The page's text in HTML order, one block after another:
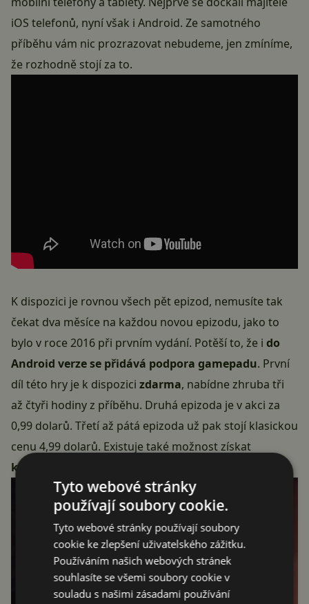
iOS telefonů, nyní však i Android. Ze samotného
příběhu vám nic prozrazovat nebudeme, jen zmíníme,
že rozhodně stojí za to.
K dispozici je rovnou všech pět epizod, nemusíte tak
čekat dva měsíce na každou novou epizodu, jako to
bylo v roce 2016 při prvním vydání. Potěší to, že i do
Android verze se přidává podpora gamepadu. První
díl této hry je k dispozici zdarma, nabídne zhruba tři
až čtyři hodiny z příběhu. Druhá epizoda je v akci za
0,99 dolarů. Třetí až pátá epizoda už pak stojí klasickou
cenu 4,99 dolarů. Existuje také možnost získat
kompletní hru za 8,99 dolarů
Tyto webové stránky
používají soubory cookie.
Tyto webové stránky používají soubory
cookie ke zlepšení uživatelského zážitku.
Používáním našich webových stránek
souhlasíte se všemi soubory cookie v
souladu s našimi zásadami používání